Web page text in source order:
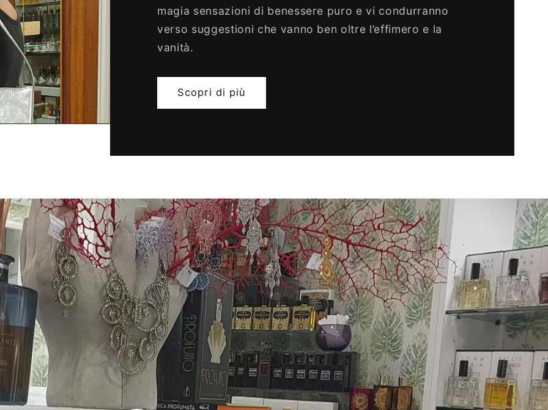
magia sensazioni di benessere puro e vi condurranno
verso suggestioni che vanno ben oltre l’effimero e la
vanità.
Scopri di più